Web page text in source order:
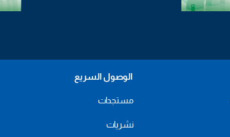
الوصول السريع
مستجدات
نشريات